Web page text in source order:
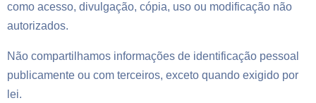
como acesso, divulgação, cópia, uso ou modificação não
autorizados.
Não compartilhamos informações de identificação pessoal
publicamente ou com terceiros, exceto quando exigido por
lei.